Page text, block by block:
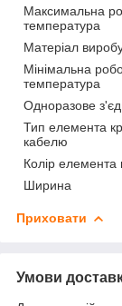
Максимальна
температура
Матеріал
Мінімальна
температура
Одноразове
Тип елемента
кабелю
Колір елемента
Ширина
Приховати
Умови